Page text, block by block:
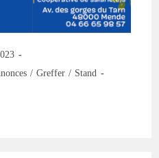
/ Greffer / Stand